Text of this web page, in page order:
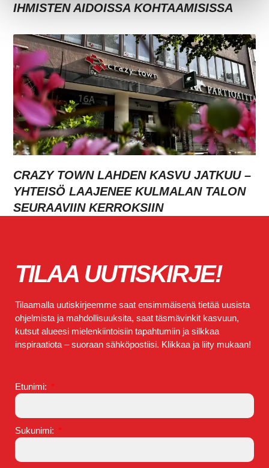
IHMISTEN AIDOISSA KOHTAAMISISSA
CRAZY TOWN LAHDEN KASVU JATKUU –
YHTEISÖ LAAJENEE KULMALAN TALON
SEURAAVIIN KERROKSIIN
TILAA UUTISKIRJE!
Tilaamalla uutiskirjeemme saat ensimmäisenä tietää uusista
ohjelmista ja mahdollisuuksita, saat täsmävinkit kasvuun,
kutsut alueesi mielenkiintoisiin tapahtumiin ja silkkaa
inspiraatiota – suoraan sähköpostiisi. Klikkaa ja liity mukaan!
Etunimi:
Sukunimi: